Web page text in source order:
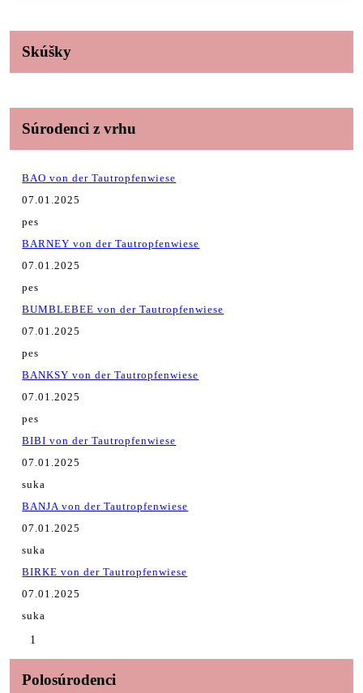
Skúšky
Súrodenci z vrhu
BAO von der Tautropfenwiese
07.01.2025
pes
BARNEY von der Tautropfenwiese
07.01.2025
pes
BUMBLEBEE von der Tautropfenwiese
07.01.2025
pes
BANKSY von der Tautropfenwiese
07.01.2025
pes
BIBI von der Tautropfenwiese
07.01.2025
suka
BANJA von der Tautropfenwiese
07.01.2025
suka
BIRKE von der Tautropfenwiese
07.01.2025
suka
1
Polosúrodenci